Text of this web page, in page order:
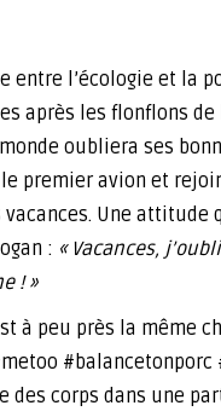
entre l’écologie et la
après les flonflons
oubliera ses
premier avion et
Une attitude
: « Vacances,
! »
à peu près la même
#balancetonporc
des corps dans une